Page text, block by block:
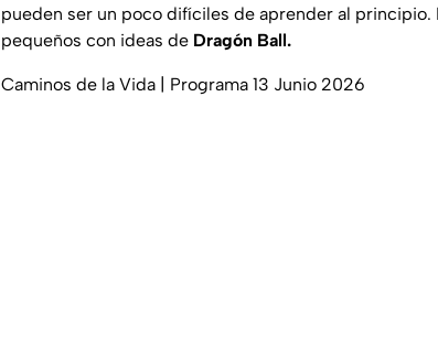
pueden ser un poco difíciles de aprender al principio.
pequeños con ideas de Dragón Ball.
Caminos de la Vida | Programa 13 Junio 2026